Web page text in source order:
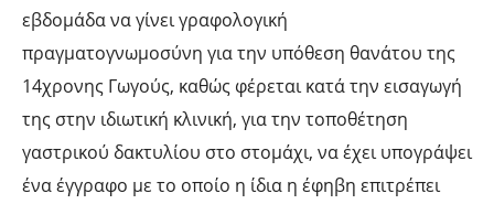
εβδομάδα να γίνει γραφολογική
πραγματογνωμοσύνη για την υπόθεση θανάτου της
14χρονης Γωγούς, καθώς φέρεται κατά την εισαγωγή
της στην ιδιωτική κλινική, για την τοποθέτηση
γαστρικού δακτυλίου στο στομάχι, να έχει υπογράψει
ένα έγγραφο με το οποίο η ίδια η έφηβη επιτρέπει